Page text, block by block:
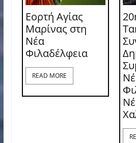
Εορτή Αγίας
Μαρίνας στη
Νέα
Φιλαδέλφεια
READ MORE